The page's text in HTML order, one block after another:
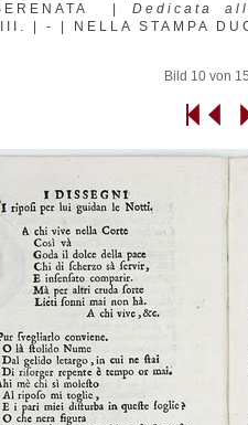
| Dedicata
| - | NELLA STAMPA
Bild 10 von